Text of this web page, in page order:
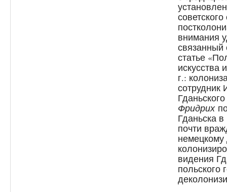
внимания
статье
искусства
г.:
сотрудник
Фридрих
Гданьска
почти
немецкому
видения
польского